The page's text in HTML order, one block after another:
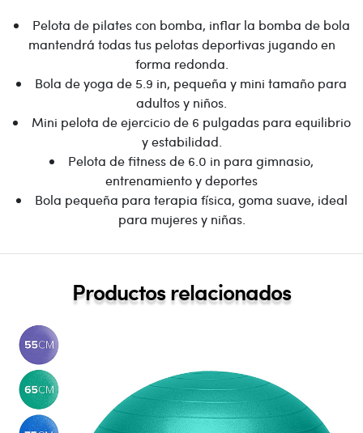
Pelota de pilates con bomba, inflar la bomba de bola
mantendrá todas tus pelotas deportivas jugando en
forma redonda.
Bola de yoga de 5.9 in, pequeña y mini tamaño para
adultos y niños.
Mini pelota de ejercicio de 6 pulgadas para equilibrio
y estabilidad.
Pelota de fitness de 6.0 in para gimnasio,
entrenamiento y deportes
Bola pequeña para terapia física, goma suave, ideal
para mujeres y niñas.
Productos relacionados